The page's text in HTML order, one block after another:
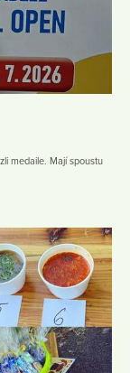
medaile. Mají spoustu